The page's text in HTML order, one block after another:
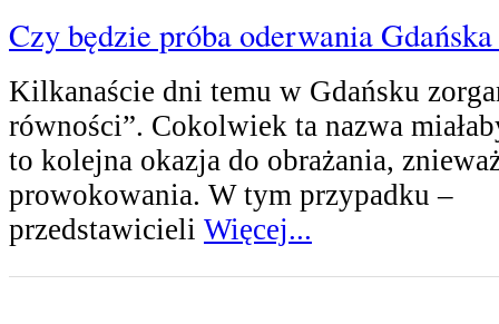
Czy będzie próba oderwania
Kilkanaście dni temu w Gdańsku
równości”. Cokolwiek ta nazwa
to kolejna okazja do obrażania,
prowokowania. W tym przypadku –
przedstawicieli Więcej...